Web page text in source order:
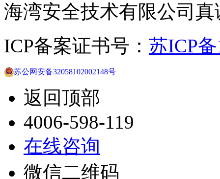
海湾安全技术有限公司
ICP备案证书号： 苏ICP
苏公网安备32058102002148号
返回顶部
4006-598-119
在线咨询
微信二维码